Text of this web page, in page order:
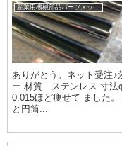
ありがとう。ネット受注
ー 材質 ステンレス 寸法
0.015ほど痩せて ました
と円筒...